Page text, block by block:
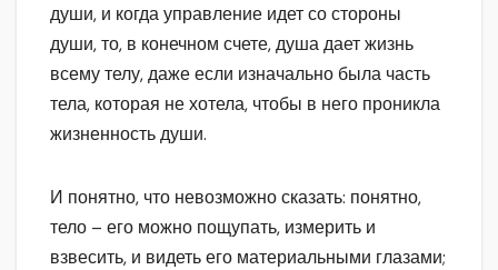
души, и когда управление идет со стороны
души, то, в конечном счете, душа дает жизнь
всему телу, даже если изначально была часть
тела, которая не хотела, чтобы в него проникла
жизненность души.
И понятно, что невозможно сказать: понятно,
тело – его можно пощупать, измерить и
взвесить, и видеть его материальными глазами;